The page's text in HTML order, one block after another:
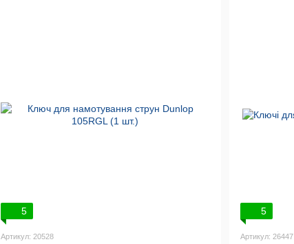
5
Артикул: 20528
5
Артикул: 26447